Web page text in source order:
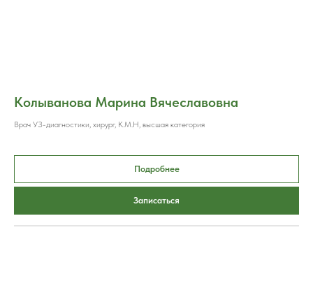
Колыванова Марина Вячеславовна
Врач УЗ-диагностики, хирург, К.М.Н, высшая категория
Подробнее
Записаться